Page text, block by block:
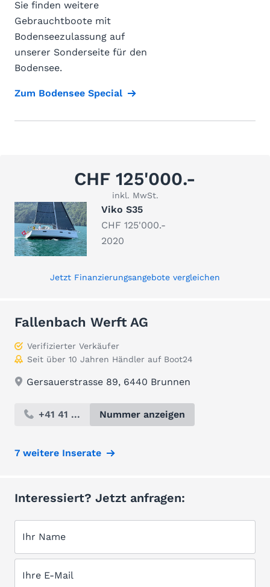
Sie finden weitere
Gebrauchtboote mit
Bodenseezulassung auf
unserer Sonderseite für den
Bodensee.
Zum Bodensee Special
CHF 125'000.-
inkl. MwSt.
Viko S35
CHF 125'000.-
2020
Jetzt Finanzierungsangebote vergleichen
Fallenbach Werft AG
Verifizierter Verkäufer
Seit über 10 Jahren Händler auf Boot24
Gersauerstrasse 89, 6440 Brunnen
+41 41 ... Nummer anzeigen
7 weitere Inserate
Interessiert? Jetzt anfragen:
Ihr Name
Ihre E-Mail